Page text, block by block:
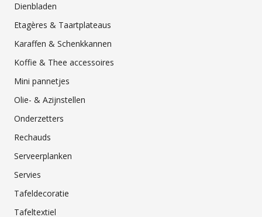
Dienbladen
Etagères & Taartplateaus
Karaffen & Schenkkannen
Koffie & Thee accessoires
Mini pannetjes
Olie- & Azijnstellen
Onderzetters
Rechauds
Serveerplanken
Servies
Tafeldecoratie
Tafeltextiel